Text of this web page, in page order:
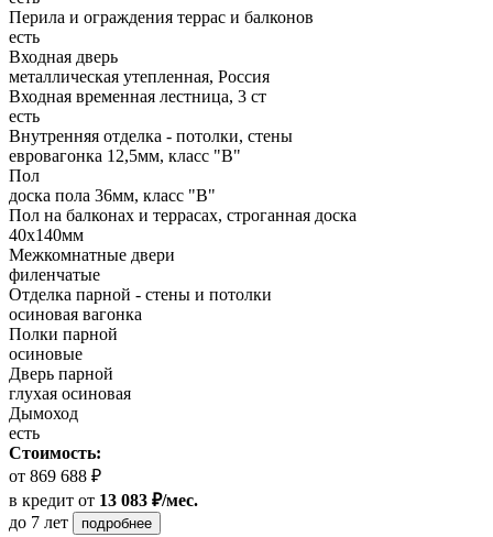
Перила и ограждения террас и балконов
есть
Входная дверь
металлическая утепленная, Россия
Входная временная лестница, 3 ст
есть
Внутренняя отделка - потолки, стены
евровагонка 12,5мм, класс "В"
Пол
доска пола 36мм, класс "B"
Пол на балконах и террасах, строганная доска
40х140мм
Межкомнатные двери
филенчатые
Отделка парной - стены и потолки
осиновая вагонка
Полки парной
осиновые
Дверь парной
глухая осиновая
Дымоход
есть
Стоимость:
от 869 688 ₽
в кредит от 13 083 ₽/мес.
до 7 лет
подробнее